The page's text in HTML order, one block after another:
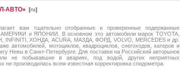
АВТО» [ru]
вам тщательно отобранные и проверенные подержанные
и ЯПОНИИ. В основном это автомобили марок TOYOTA,
INFINITI, ХОНДА, ACURA, МАЗДА, ФОРД, VOLVO, MERCEDES и др.
автомобилей, мотоциклов, квадроциклов, снегоходов, катеров и
Невы в Санкт-Петербурге. Для поставки на Российский авторынок
не побывавшие в авариях, под водой, других неприятных
не производилась всем известная корректировка спидометра.